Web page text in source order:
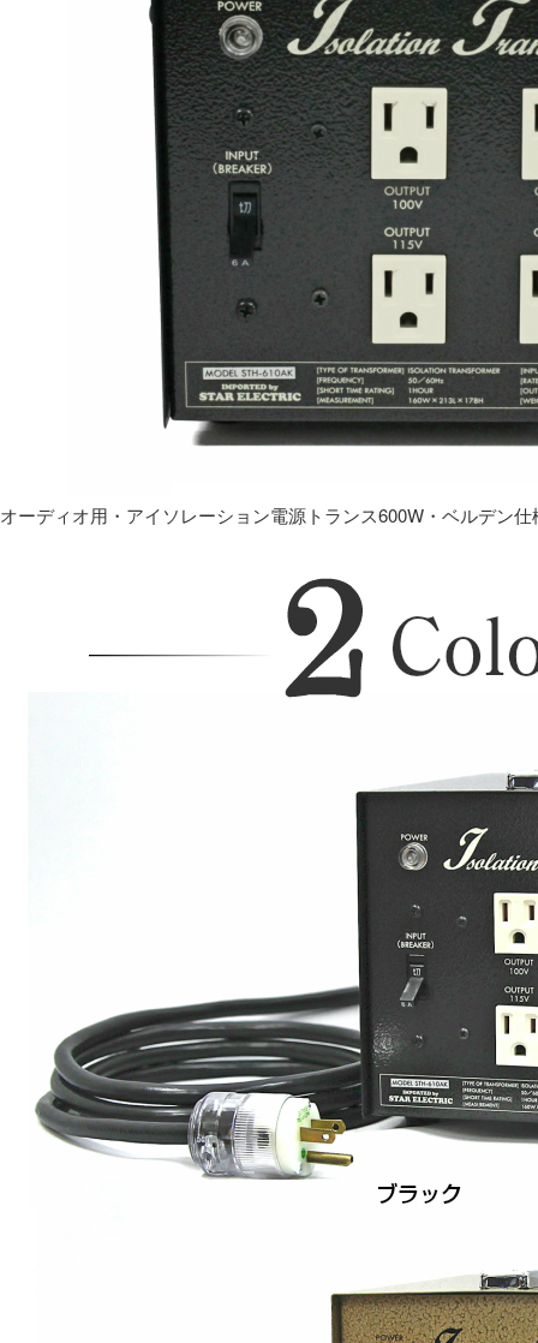
オーディオ用・アイソレーション電源トランス600W・ベルデン仕